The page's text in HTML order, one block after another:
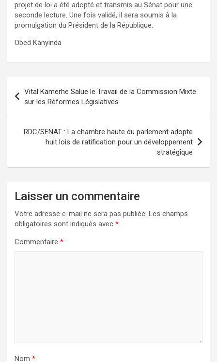
projet de loi a été adopté et transmis au Sénat pour une
seconde lecture. Une fois validé, il sera soumis à la
promulgation du Président de la République.
Obed Kanyinda
de
l’article
Vital Kamerhe Salue le Travail de la Commission Mixte
sur les Réformes Législatives
RDC/SENAT : La chambre haute du parlement adopte
huit lois de ratification pour un développement
stratégique
Laisser un commentaire
Votre adresse e-mail ne sera pas publiée. Les champs
obligatoires sont indiqués avec *
Commentaire *
Nom *